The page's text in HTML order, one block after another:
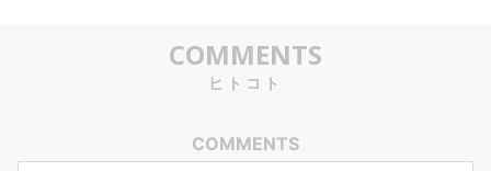
COMMENTS
ヒトコト
COMMENTS